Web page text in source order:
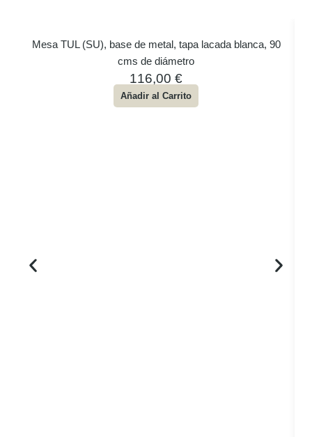
Mesa TUL (SU), base de metal, tapa lacada blanca, 90
cms de diámetro
116,00 €
Añadir al Carrito